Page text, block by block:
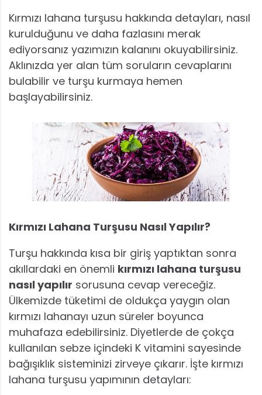
Kırmızı lahana turşusu hakkında detayları, nasıl
kurulduğunu ve daha fazlasını merak
ediyorsanız yazımızın kalanını okuyabilirsiniz.
Aklınızda yer alan tüm soruların cevaplarını
bulabilir ve turşu kurmaya hemen
başlayabilirsiniz.
Kırmızı Lahana Turşusu Nasıl Yapılır?
Turşu hakkında kısa bir giriş yaptıktan sonra
akıllardaki en önemli kırmızı lahana turşusu
nasıl yapılır sorusuna cevap vereceğiz.
Ülkemizde tüketimi de oldukça yaygın olan
kırmızı lahanayı uzun süreler boyunca
muhafaza edebilirsiniz. Diyetlerde de çokça
kullanılan sebze içindeki K vitamini sayesinde
bağışıklık sisteminizi zirveye çıkarır. İşte kırmızı
lahana turşusu yapımının detayları: